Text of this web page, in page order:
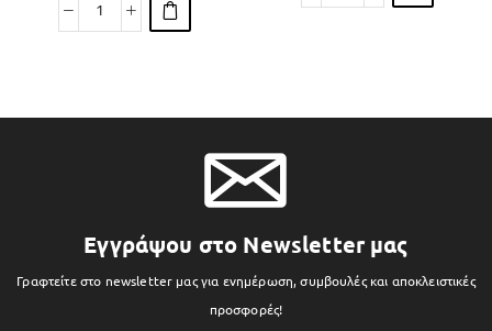
Εγγράψου στο Newsletter μας
Γραφτείτε στο newsletter μας για ενημέρωση, συμβουλές και αποκλειστικές
προσφορές!